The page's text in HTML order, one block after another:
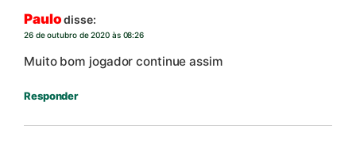
Paulo disse:
26 de outubro de 2020 às 08:26
Muito bom jogador continue assim
Responder